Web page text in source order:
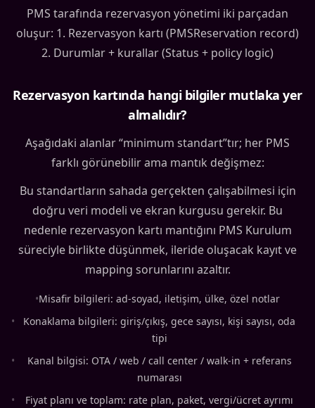
PMS tarafında rezervasyon yönetimi iki parçadan
oluşur: 1. Rezervasyon kartı (PMSReservation record)
2. Durumlar + kurallar (Status + policy logic)
Rezervasyon kartında hangi bilgiler mutlaka yer
almalıdır?
Aşağıdaki alanlar “minimum standart”tır; her PMS
farklı görünebilir ama mantık değişmez:
Bu standartların sahada gerçekten çalışabilmesi için
doğru veri modeli ve ekran kurgusu gerekir. Bu
nedenle rezervasyon kartı mantığını PMS Kurulum
süreciyle birlikte düşünmek, ileride oluşacak kayıt ve
mapping sorunlarını azaltır.
•Misafir bilgileri: ad-soyad, iletişim, ülke, özel notlar
•
Konaklama bilgileri: giriş/çıkış, gece sayısı, kişi sayısı, oda
tipi
•
Kanal bilgisi: OTA / web / call center / walk-in + referans
numarası
•
Fiyat planı ve toplam: rate plan, paket, vergi/ücret ayrımı